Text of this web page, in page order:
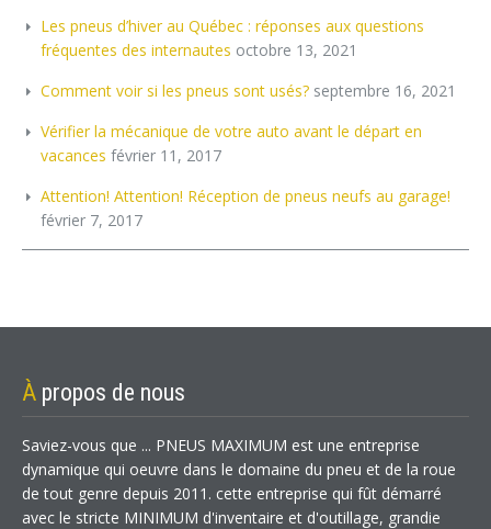
Les pneus d’hiver au Québec : réponses aux questions
fréquentes des internautes octobre 13, 2021
Comment voir si les pneus sont usés? septembre 16, 2021
Vérifier la mécanique de votre auto avant le départ en
vacances février 11, 2017
Attention! Attention! Réception de pneus neufs au garage!
février 7, 2017
À propos de nous
Saviez-vous que ... PNEUS MAXIMUM est une entreprise
dynamique qui oeuvre dans le domaine du pneu et de la roue
de tout genre depuis 2011. cette entreprise qui fût démarré
avec le stricte MINIMUM d'inventaire et d'outillage, grandie